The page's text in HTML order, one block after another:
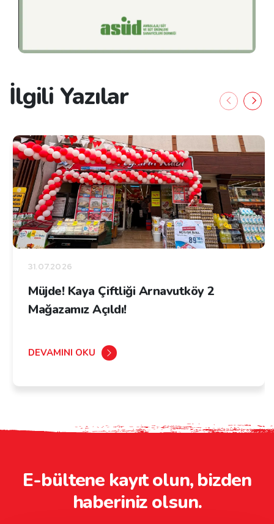
İlgili Yazılar
31.07.2026
Müjde! Kaya Çiftliği Arnavutköy 2
Mağazamız Açıldı!
DEVAMINI OKU
E-bültene kayıt olun, bizden
haberiniz olsun.